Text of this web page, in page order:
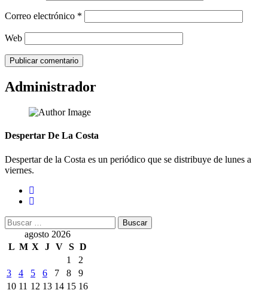
Correo electrónico *
Web
Administrador
Despertar De La Costa
Despertar de la Costa es un periódico que se distribuye de lunes a
viernes.
Buscar:
agosto 2026
L M X J V S D
1
2
3
4 5 6 7 8
9
10 11 12 13 14 15 16